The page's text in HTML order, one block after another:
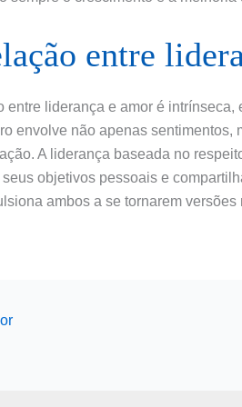
entre
entre liderança e amor é
envolve não apenas sentimentos,
A liderança baseada no
objetivos pessoais e
ambos a se tornarem